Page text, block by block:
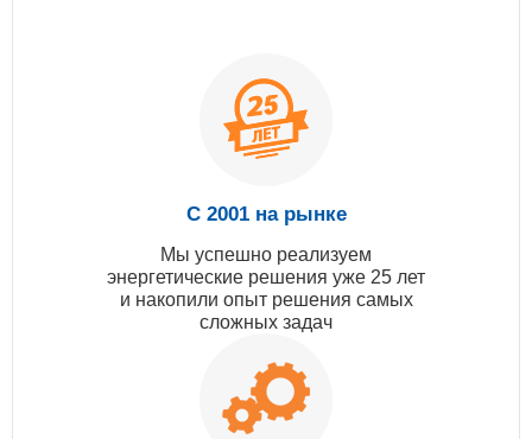
С 2001 на рынке
Мы успешно реализуем
энергетические решения уже 25 лет
и накопили опыт решения самых
сложных задач